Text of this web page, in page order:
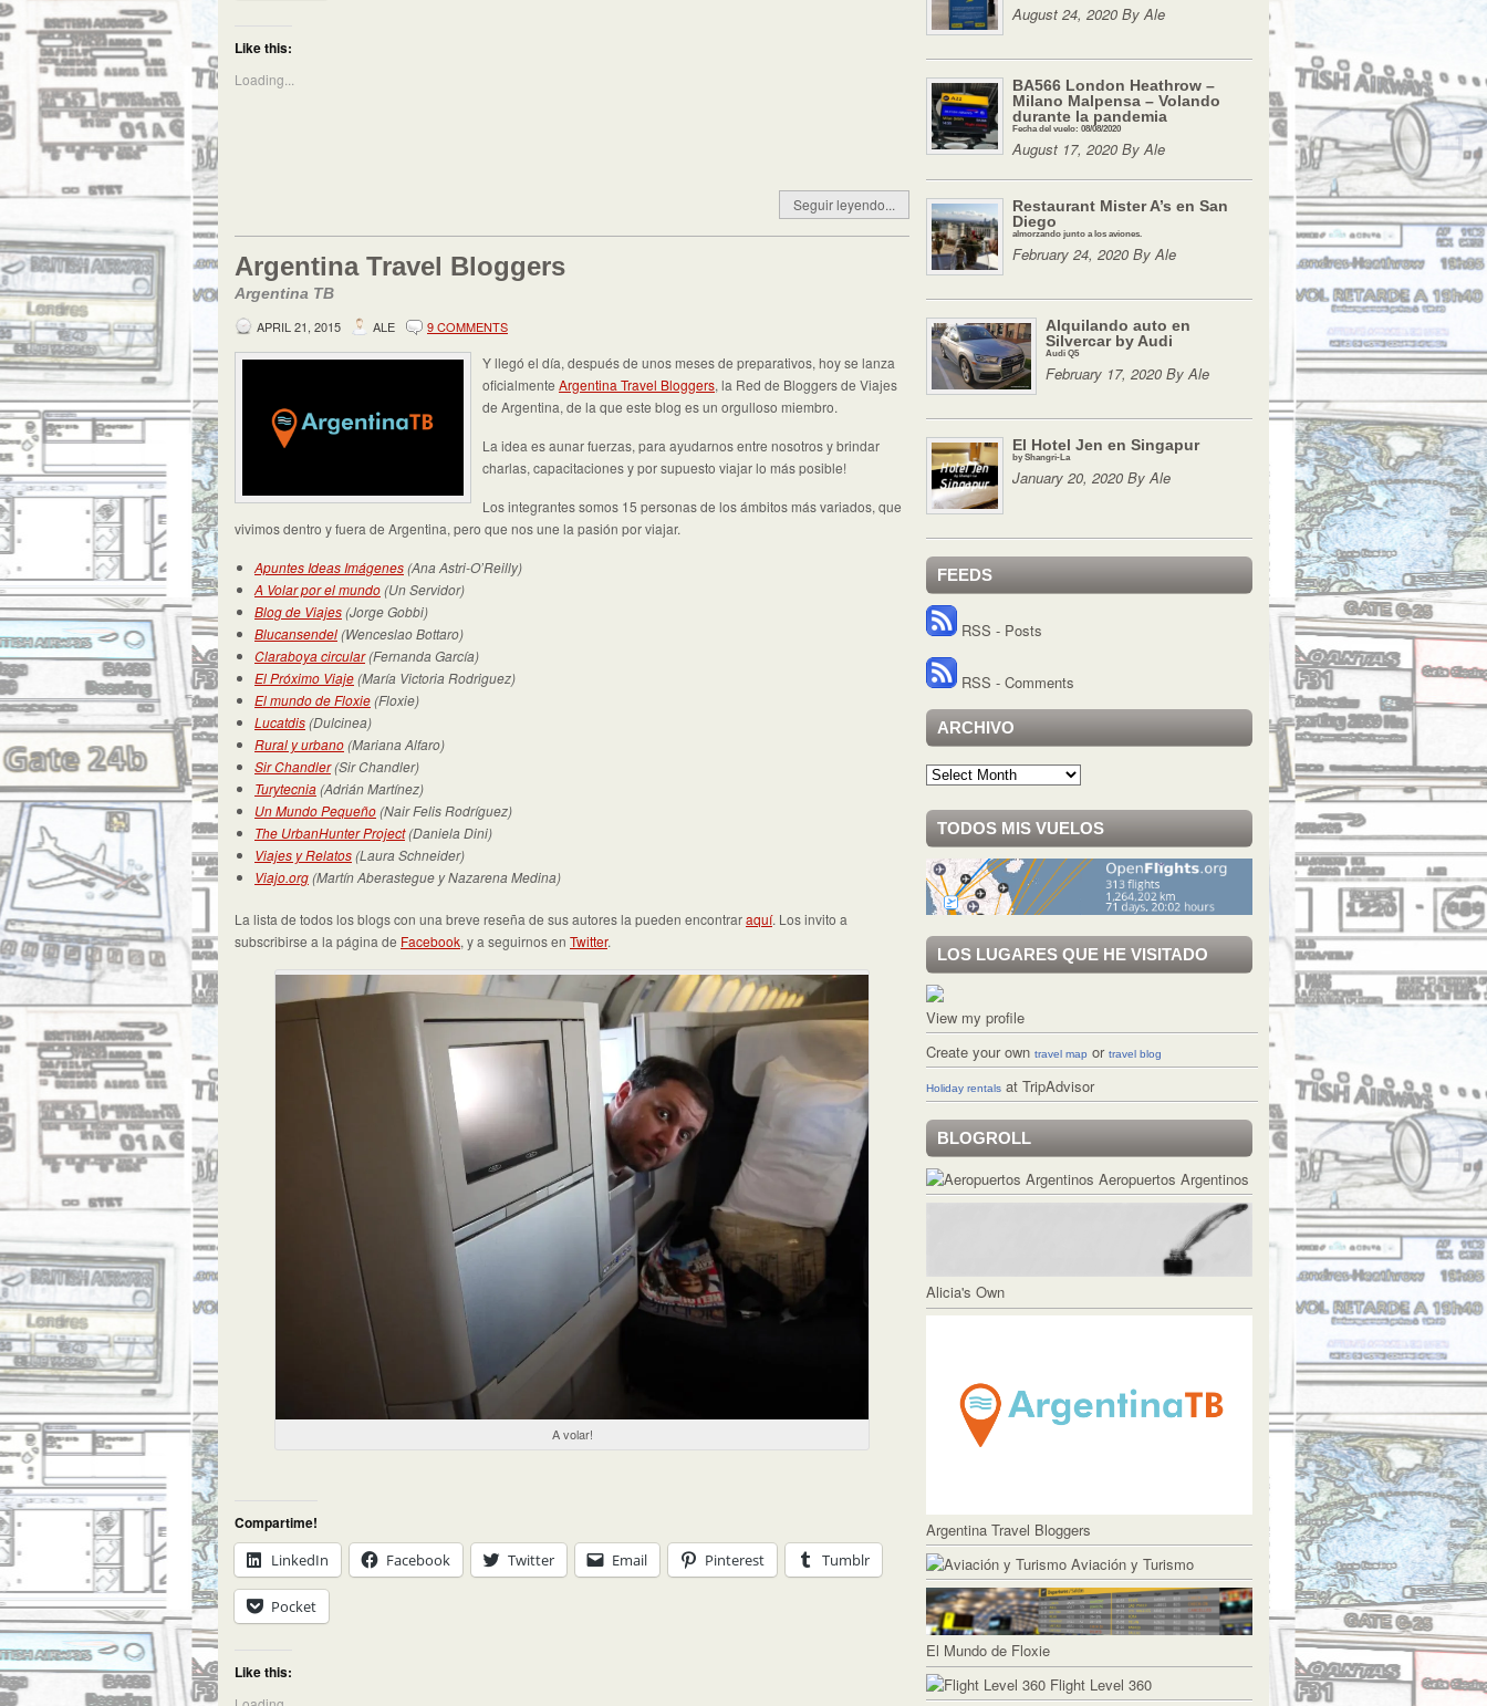
Like this:
Loading...
Seguir leyendo...
Argentina Travel Bloggers
Argentina TB
APRIL 21, 2015
ALE 9 COMMENTS
Y llegó el día, después de unos meses de preparativos, hoy se lanza
oficialmente Argentina Travel Bloggers, la Red de Bloggers de Viajes
de Argentina, de la que este blog es un orgulloso miembro.
La idea es aunar fuerzas, para ayudarnos entre nosotros y brindar
charlas, capacitaciones y por supuesto viajar lo más posible!
Los integrantes somos 15 personas de los ámbitos más variados, que
vivimos dentro y fuera de Argentina, pero que nos une la pasión por viajar.
Apuntes Ideas Imágenes(Ana Astri-O’Reilly)
A Volar por el mundo(Un Servidor)
Blog de Viajes(Jorge Gobbi)
Blucansendel(Wenceslao Bottaro)
Claraboya circular(Fernanda García)
El Próximo Viaje(María Victoria Rodriguez)
El mundo de Floxie(Floxie)
Lucatdis(Dulcinea)
Rural y urbano(Mariana Alfaro)
Sir Chandler(Sir Chandler)
Turytecnia(Adrián Martínez)
Un Mundo Pequeño(Nair Felis Rodríguez)
The UrbanHunter Project(Daniela Dini)
Viajes y Relatos(Laura Schneider)
Viajo.org(Martín Aberastegue y Nazarena Medina)
La lista de todos los blogs con una breve reseña de sus autores la pueden encontraraquí. Los invito a
subscribirse a la página de Facebook, y a seguirnos en Twitter.
A volar!
Compartime!
LinkedIn
Facebook Twitter Email Pinterest Tumblr
Pocket
Like this:
August 24, 2020 By Ale
BA566 London Heathrow –
Milano Malpensa – Volando
durante la pandemia
Fecha del vuelo: 08/08/2020
August 17, 2020 By Ale
Restaurant Mister A’s en San
Diego
almorzando junto a los aviones.
February 24, 2020 By Ale
Alquilando auto en
Silvercar by Audi
Audi Q5
February 17, 2020 By Ale
El Hotel Jen en Singapur
by Shangri-La
January 20, 2020 By Ale
FEEDS
RSS - Posts
RSS - Comments
ARCHIVO
Archivo
TODOS MIS VUELOS
LOS LUGARES QUE HE VISITADO
View my profile
Create your own travel map or travel blog
Holiday rentals at TripAdvisor
BLOGROLL
Aeropuertos Argentinos
Alicia's Own
Argentina Travel Bloggers
Aviación y Turismo
El Mundo de Floxie
Flight Level 360